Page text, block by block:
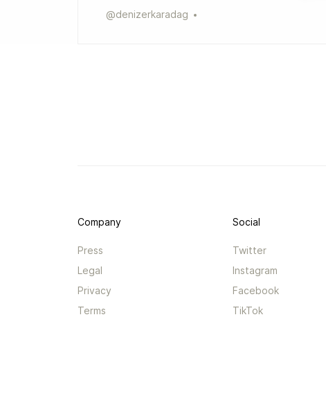
@denizerkaradag
Company
Press
Legal
Privacy
Terms
Social
Twitter
Instagram
Facebook
TikTok